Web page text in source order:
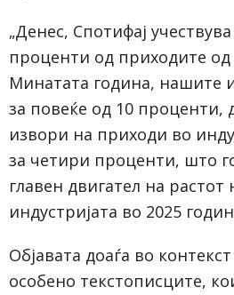
„Денес, Спотифај
проценти од приходите
Минатата година, нашите
за повеќе од 10 проценти,
извори на приходи во
за четири проценти, што
главен двигател на
индустријата во 2025
Објавата доаѓа во
особено текстописците,